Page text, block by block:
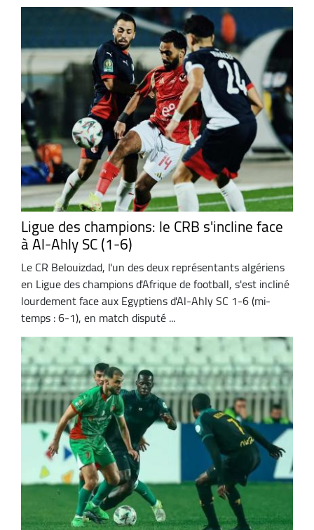
Ligue des champions: le CRB s'incline face
à Al-Ahly SC (1-6)
Le CR Belouizdad, l'un des deux représentants algériens
en Ligue des champions d'Afrique de football, s'est incliné
lourdement face aux Egyptiens d'Al-Ahly SC 1-6 (mi-
temps : 6-1), en match disputé ...